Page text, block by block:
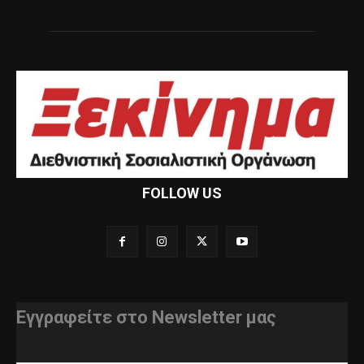
FOLLOW US
Εγγραφείτε στο Newsletter μας